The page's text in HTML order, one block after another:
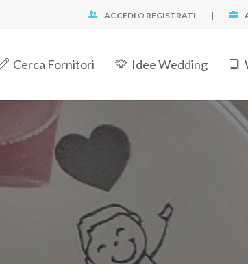
ACCEDI O REGISTRATI |
Cerca Fornitori Idee Wedding